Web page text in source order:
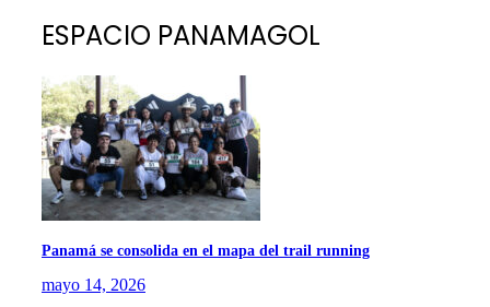
ESPACIO PANAMAGOL
Panamá se consolida en el mapa del trail running
mayo 14, 2026